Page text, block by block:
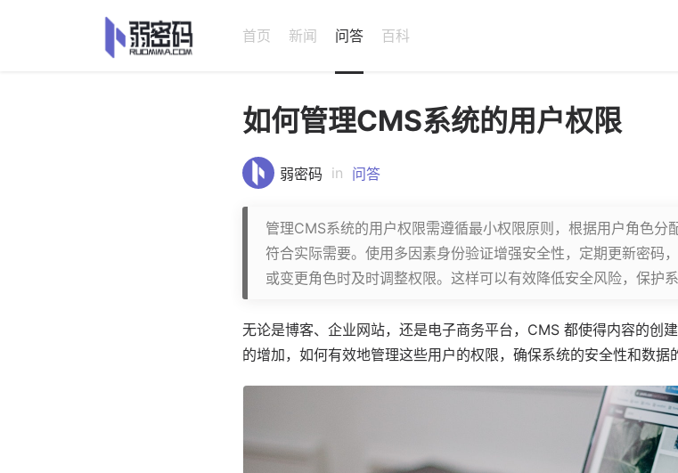
首页 新闻 问答 百科
如何管理CMS系统的用户权限
弱密码 in 问答
管理CMS系统的用户权限需遵循最小权限原则，根据用户角色分
符合实际需要。使用多因素身份验证增强安全性，定期更新密码
或变更角色时及时调整权限。这样可以有效降低安全风险，保护系
无论是博客、企业网站，还是电子商务平台，CMS 都使得内容的创
的增加，如何有效地管理这些用户的权限，确保系统的安全性和数据